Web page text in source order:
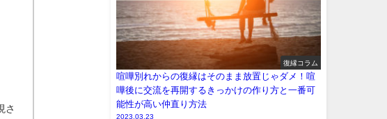
さ
復縁コラム
喧嘩別れからの復縁はそのまま放置じゃダメ！喧
嘩後に交流を再開するきっかけの作り方と一番可
能性が高い仲直り方法
2023.03.23